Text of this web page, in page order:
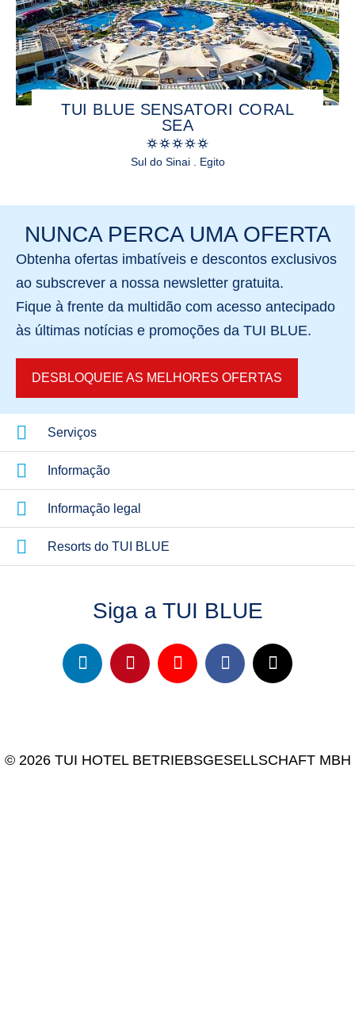
TUI BLUE SENSATORI CORAL
SEA
Sul do Sinai . Egito
NUNCA PERCA UMA OFERTA
Obtenha ofertas imbatíveis e descontos exclusivos
ao subscrever a nossa newsletter gratuita.
Fique à frente da multidão com acesso antecipado
às últimas notícias e promoções da TUI BLUE.
DESBLOQUEIE AS MELHORES OFERTAS
Serviços
Informação
Informação legal
Resorts do TUI BLUE
Siga a TUI BLUE
© 2026 TUI HOTEL BETRIEBSGESELLSCHAFT MBH